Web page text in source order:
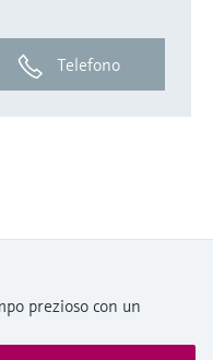
Telefono
prezioso con un